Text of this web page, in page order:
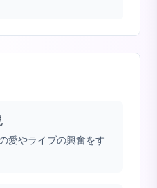
愛やライブの興奮をす